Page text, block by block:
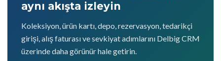
aynı akışta izleyin
Koleksiyon, ürün kartı, depo, rezervasyon, tedarikçi
girişi, alış faturası ve sevkiyat adımlarını Delbig CRM
üzerinde daha görünür hale getirin.